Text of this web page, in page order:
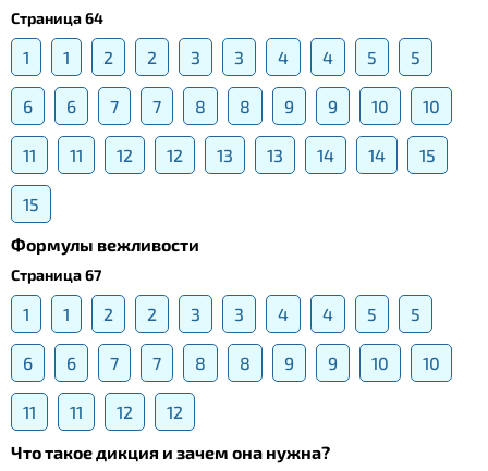
Страница 64
1 1 2 2 3 3 4 4 5 5
6 6 7 7 8 8 9 9 10 10
11 11 12 12 13 13 14 14 15
15
Формулы вежливости
Страница 67
1 1 2 2 3 3 4 4 5 5
6 6 7 7 8 8 9 9 10 10
11 11 12
12
Что такое дикция и зачем она нужна?